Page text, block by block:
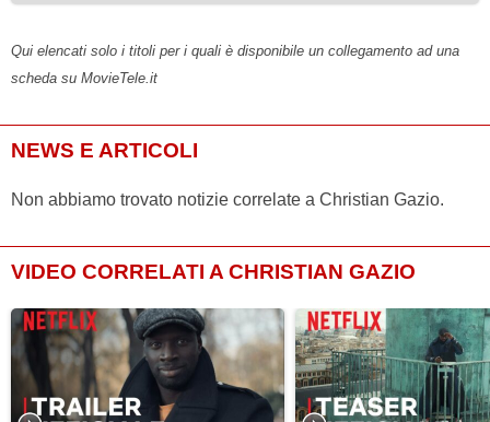
Qui elencati solo i titoli per i quali è disponibile un collegamento ad una
scheda su MovieTele.it
NEWS E ARTICOLI
Non abbiamo trovato notizie correlate a Christian Gazio.
VIDEO CORRELATI A CHRISTIAN GAZIO